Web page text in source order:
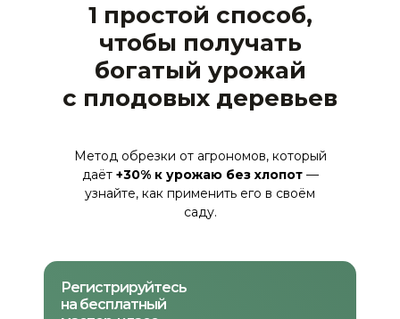
1 простой способ,
чтобы получать
богатый урожай
с плодовых деревьев
Регистрируйтесь
на бесплатный
Метод обрезки от агрономов, который
даёт +30% к урожаю без хлопот —
узнайте, как применить его в своём
саду.